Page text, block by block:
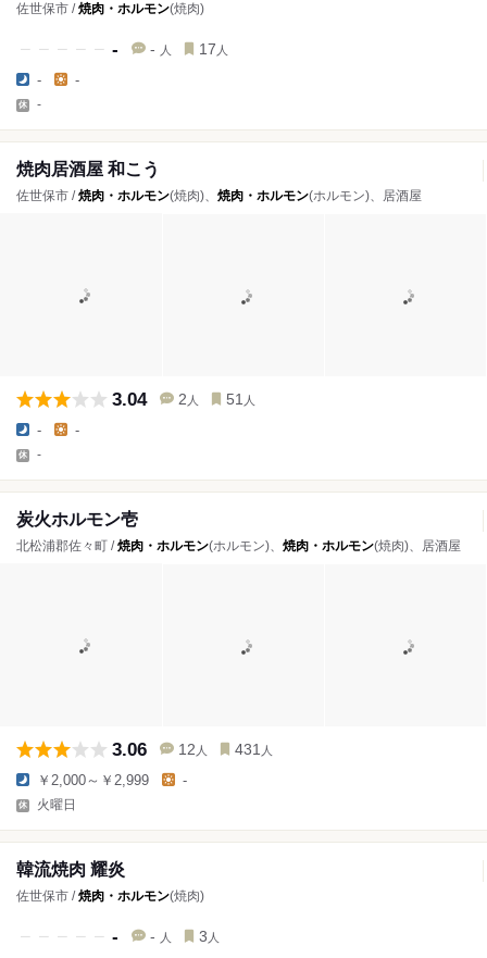
佐世保市 /焼肉・ホルモン(焼肉)
- - 人 17 人
- -
-
焼肉居酒屋 和こう
佐世保市 /焼肉・ホルモン(焼肉)、 焼肉・ホルモン(ホルモン)、居酒屋
3.04 2 人 51 人
- -
-
炭火ホルモン壱
北松浦郡佐々町 /焼肉・ホルモン(ホルモン)、 焼肉・ホルモン(焼肉)、居酒屋
3.06 12 人 431 人
￥2,000～￥2,999 -
火曜日
韓流焼肉 耀炎
佐世保市 /焼肉・ホルモン(焼肉)
- - 人 3 人